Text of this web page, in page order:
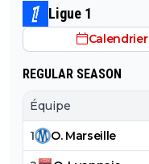
pieds sur un terrain
Ligue 1
Calendrier
REGULAR SEASON
Équipe
1 O. Marseille